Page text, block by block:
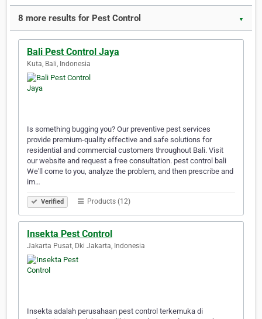
8 more results for Pest Control ▼
Bali Pest Control Jaya
Kuta, Bali, Indonesia
Is something bugging you? Our preventive pest services
provide premium-quality effective and safe solutions for
residential and commercial customers throughout Bali. Visit
our website and request a free consultation. pest control bali
We'll come to you, analyze the problem, and then prescribe and
im…
Verified Products (12)
Insekta Pest Control
Jakarta Pusat, Dki Jakarta, Indonesia
Insekta adalah perusahaan pest control terkemuka di